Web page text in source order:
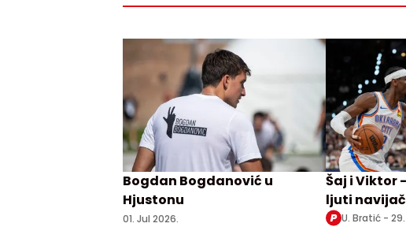
Bogdan Bogdanović u
Hjustonu
01. Jul 2026.
Šaj i Viktor
ljuti
U. Bratić -